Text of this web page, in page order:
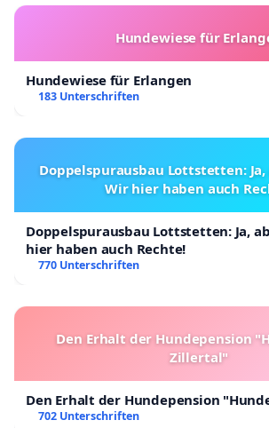
Hundewiese für
Hundewiese für Erlangen
183 Unterschriften
Doppelspurausbau Lottstetten:
Wir hier haben auch
Doppelspurausbau Lottstetten: Ja,
hier haben auch Rechte!
770 Unterschriften
Den Erhalt der Hundepension
Zillertal"
Den Erhalt der Hundepension
702 Unterschriften